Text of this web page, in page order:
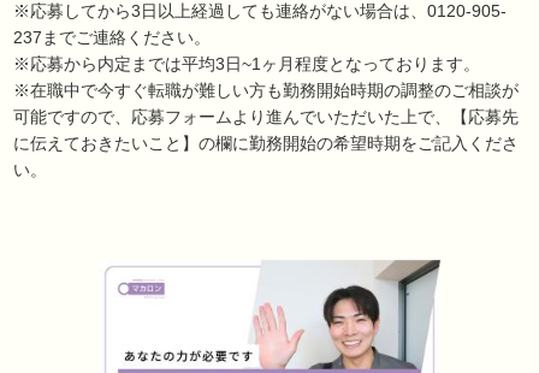
※応募してから3日以上経過しても連絡がない場合は、0120-905-
237までご連絡ください。
※応募から内定までは平均3日~1ヶ月程度となっております。
※在職中で今すぐ転職が難しい方も勤務開始時期の調整のご相談が
可能ですので、応募フォームより進んでいただいた上で、【応募先
に伝えておきたいこと】の欄に勤務開始の希望時期をご記入くださ
い。